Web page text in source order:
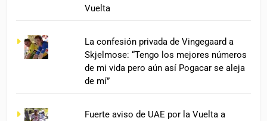
Vuelta
La confesión privada de Vingegaard a
Skjelmose: “Tengo los mejores números
de mi vida pero aún así Pogacar se aleja
de mí”
Fuerte aviso de UAE por la Vuelta a